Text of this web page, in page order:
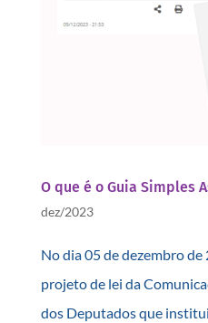
O que é o Guia Simples
dez/2023
No dia 05 de dezembro
projeto de lei da
dos Deputados que